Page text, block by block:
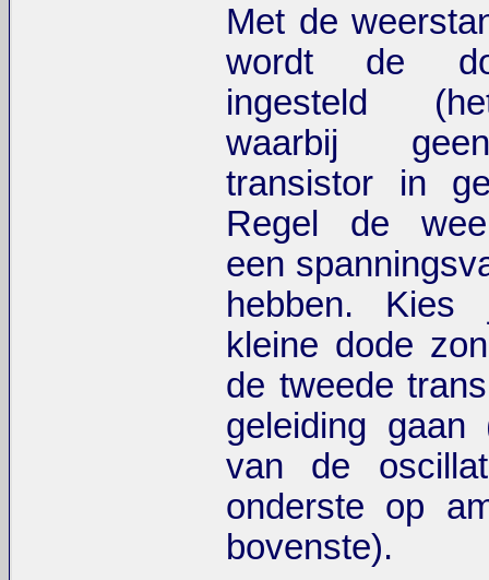
Met de
wordt de
ingesteld
waarbij
transistor in
Regel de
een
hebben.
kleine dode
de tweede
geleiding gaan
van de
onderste op
bovenste).